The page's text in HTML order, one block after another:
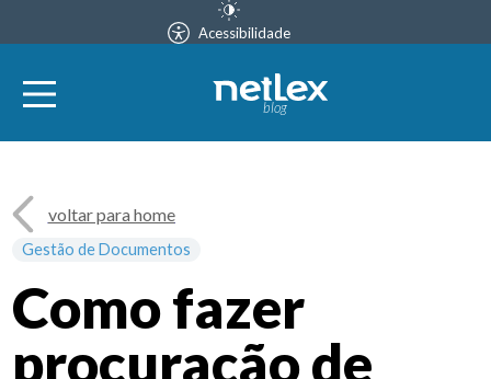
Acessibilidade
blog
Gestão de Documentos
voltar para home
Como fazer
procuração de